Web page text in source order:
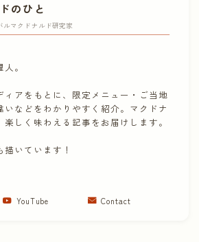
のひと
ルマクドナルド研究家
。
ィアをもとに、限定メニュー・ご当地
いなどをわかりやすく紹介。マクドナ
しく味わえる記事をお届けします。
いています！
YouTube Contact